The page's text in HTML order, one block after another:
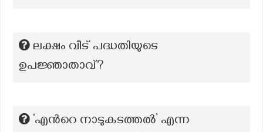
ലക്ഷം വീട് പദ്ധതിയുടെ
ഉപജ്ഞാതാവ്?
‘എന്‍റെ നാടുകടത്തൽ’ എന്ന